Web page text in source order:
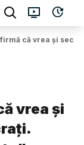
că vrea și
vrea și